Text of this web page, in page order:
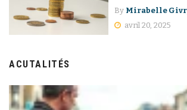
By Mirabelle
avril 20, 2025
ACUTALITÉS